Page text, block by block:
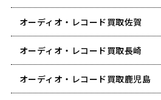
オーディオ・レコード買取佐賀
オーディオ・レコード買取長崎
オーディオ・レコード買取鹿児島